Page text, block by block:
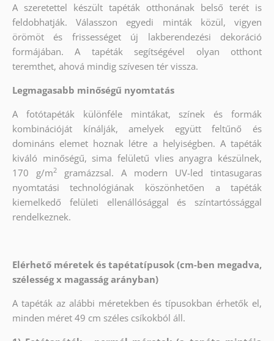
A szeretettel készült tapéták otthonának belső terét is
feldobhatják. Válasszon egyedi minták közül, vigyen
örömöt és frissességet új lakberendezési dekoráció
formájában. A tapéták segítségével olyan otthont
teremthet, ahová mindig szívesen tér vissza.
Legmagasabb minőségű nyomtatás
A fotótapéták különféle mintákat, színek és formák
kombinációját kínálják, amelyek együtt feltűnő és
domináns elemet hoznak létre a helyiségben. A tapéták
kiváló minőségű, sima felületű vlies anyagra készülnek,
170 g/m2
gramázzsal. A modern UV-led tintasugaras
nyomtatási technológiának köszönhetően a tapéták
kiemelkedő felületi ellenállósággal és színtartóssággal
rendelkeznek.
Elérhető méretek és tapétatípusok (cm-ben megadva,
szélesség x magasság arányban)
A tapéták az alábbi méretekben és típusokban érhetők el,
minden méret 49 cm széles csíkokból áll.